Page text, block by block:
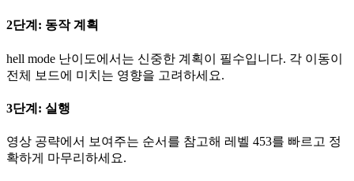
2단계: 동작 계획
hell mode 난이도에서는 신중한 계획이 필수입니다. 각 이동이
전체 보드에 미치는 영향을 고려하세요.
3단계: 실행
영상 공략에서 보여주는 순서를 참고해 레벨 453를 빠르고 정
확하게 마무리하세요.